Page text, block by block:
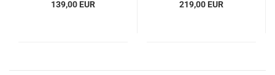
139,00 EUR 219,00 EUR